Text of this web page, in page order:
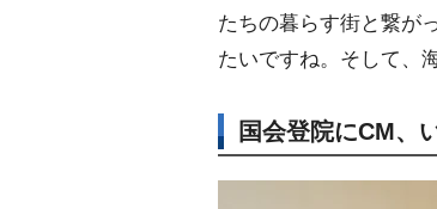
たちの暮らす街と繋が
たいですね。そして、
国会登院にCM、